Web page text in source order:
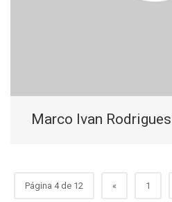
Marco Ivan
Página 4 de 12 « 1